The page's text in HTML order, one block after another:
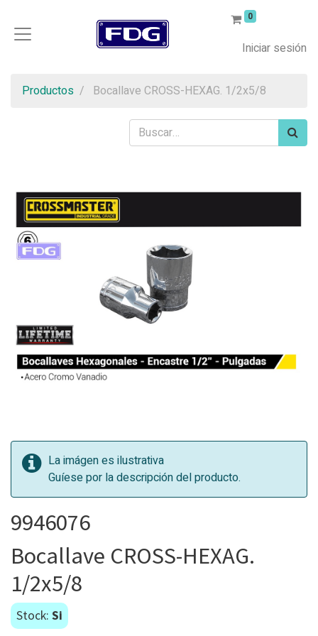
0
Iniciar sesión
Productos Bocallave CROSS-HEXAG. 1/2x5/8
La imágen es ilustrativa
Guíese por la descripción del producto.
9946076
Bocallave CROSS-HEXAG.
1/2x5/8
Stock: Si